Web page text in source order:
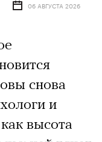
06 АВГУСТА 2026
снова
и
высота